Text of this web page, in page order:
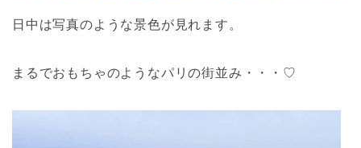
日中は写真のような景色が見れます。
まるでおもちゃのようなパリの街並み・・・♡